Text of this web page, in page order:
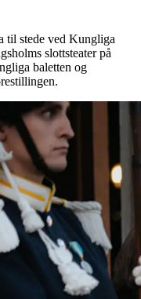
til stede ved Kungliga
slottsteater på
baletten og